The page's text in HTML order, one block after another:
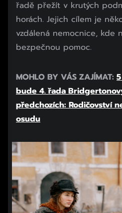
řadě přežít v krutých
horách. Jejich cílem je
vzdálená nemocnice, kde
bezpečnou pomoc.
MOHLO BY VÁS ZAJÍMAT:
bude 4. řada
předchozích: Rodičovství
osudu